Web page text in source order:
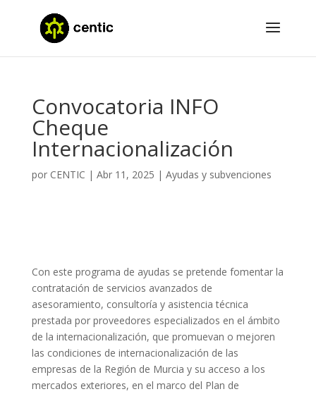
Convocatoria INFO
Cheque
Internacionalización
por CENTIC | Abr 11, 2025 | Ayudas y subvenciones
Con este programa de ayudas se pretende fomentar la
contratación de servicios avanzados de
asesoramiento, consultoría y asistencia técnica
prestada por proveedores especializados en el ámbito
de la internacionalización, que promuevan o mejoren
las condiciones de internacionalización de las
empresas de la Región de Murcia y su acceso a los
mercados exteriores, en el marco del Plan de